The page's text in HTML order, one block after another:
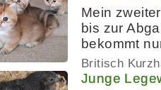
Mein
bis zur
bekommt
Britisch
Junge